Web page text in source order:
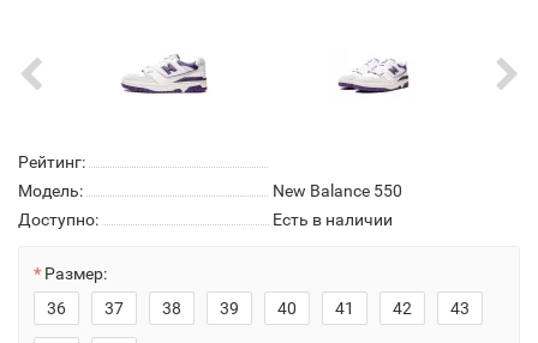
Рейтинг:
Модель:
New Balance 550
Доступно:
Есть в наличии
Размер:
36
37 38 39 40 41 42 43